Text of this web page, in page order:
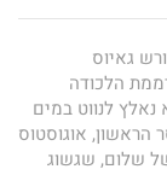
גאיוס
הלכודה
לנווט במים
הראשון, אוגוסטוס
שלום, שגשוג